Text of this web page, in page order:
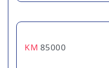
85000
KM